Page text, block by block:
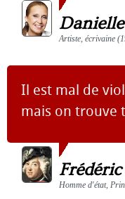
Danielle
Artiste, écrivaine
Il est mal de
mais on trouve
Homme d'état,